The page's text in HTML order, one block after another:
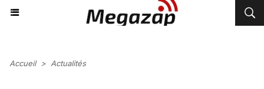
Accueil > Actualités